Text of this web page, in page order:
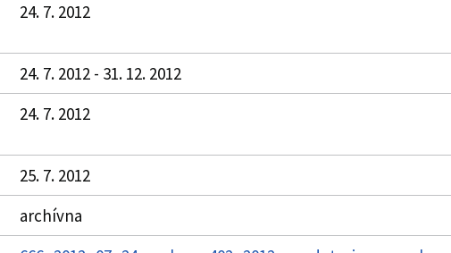
24. 7. 2012
24. 7. 2012 - 31. 12. 2012
24. 7. 2012
25. 7. 2012
archívna